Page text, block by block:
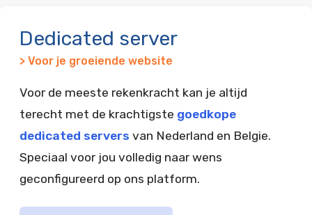
Dedicated server
> Voor je groeiende website
Voor de meeste rekenkracht kan je altijd
terecht met de krachtigste goedkope
dedicated servers van Nederland en Belgie.
Speciaal voor jou volledig naar wens
geconfigureerd op ons platform.